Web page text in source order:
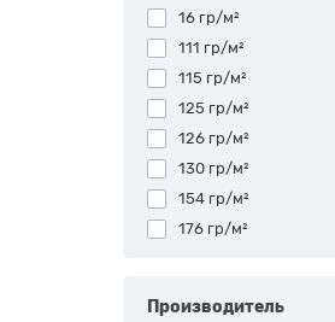
16 гр/м²
111 гр/м²
115 гр/м²
125 гр/м²
126 гр/м²
130 гр/м²
154 гр/м²
176 гр/м²
Производитель